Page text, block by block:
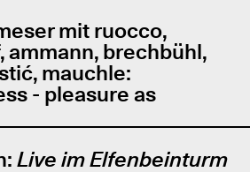
mit ruocco,
ammann, brechbühl,
mauchle:
- pleasure as
Live im Elfenbeinturm